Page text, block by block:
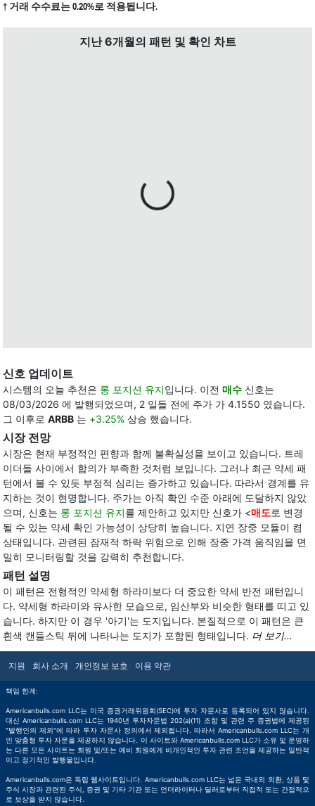
† 거래 수수료는 0.20%로 적용됩니다.
지난 6개월의 패턴 및 확인 차트
신호 업데이트
시스템의 오늘 추천은 롱 포지션 유지입니다. 이전 매수 신호는
08/03/2026 에 발행되었으며, 2 일들 전에 주가 가 4.1550 였습니다.
그 이후로 ARBB 는 +3.25% 상승 했습니다.
시장 전망
시장은 현재 부정적인 편향과 함께 불확실성을 보이고 있습니다. 트레
이더들 사이에서 합의가 부족한 것처럼 보입니다. 그러나 최근 약세 패
턴에서 볼 수 있듯 부정적 심리는 증가하고 있습니다. 따라서 경계를 유
지하는 것이 현명합니다. 주가는 아직 확인 수준 아래에 도달하지 않았
으며, 신호는 롱 포지션 유지를 제안하고 있지만 신호가 <매도로 변경
될 수 있는 약세 확인 가능성이 상당히 높습니다. 지연 장중 모듈이 켬
상태입니다. 관련된 잠재적 하락 위험으로 인해 장중 가격 움직임을 면
밀히 모니터링할 것을 강력히 추천합니다.
패턴 설명
이 패턴은 전형적인 약세형 하라미보다 더 중요한 약세 반전 패턴입니
다. 약세형 하라미와 유사한 모습으로, 임산부와 비슷한 형태를 띠고 있
습니다. 하지만 이 경우 '아기'는 도지입니다. 본질적으로 이 패턴은 큰
흰색 캔들스틱 뒤에 나타나는 도지가 포함된 형태입니다. 더 보기...
지원 회사 소개 개인정보 보호 이용 약관
책임 한계:
Americanbulls.com LLC는 미국 증권거래위원회(SEC)에 투자 자문사로 등록되어 있지 않습니다.
대신 Americanbulls.com LLC는 1940년 투자자문법 202(a)(11) 조항 및 관련 주 증권법에 제공된
"발행인의 제외"에 따라 투자 자문사 정의에서 제외됩니다. 따라서 Americanbulls.com LLC는 개
인 맞춤형 투자 자문을 제공하지 않습니다. 이 사이트와 Americanbulls.com LLC가 소유 및 운영하
는 다른 모든 사이트는 회원 및/또는 예비 회원에게 비개인적인 투자 관련 조언을 제공하는 일반적
이고 정기적인 발행물입니다.
Americanbulls.com은 독립 웹사이트입니다. Americanbulls.com LLC는 넓은 국내외 외환, 상품 및
주식 시장과 관련된 주식, 증권 및 기타 기관 또는 언더라이터나 딜러로부터 직접적 또는 간접적으
로 보상을 받지 않습니다.